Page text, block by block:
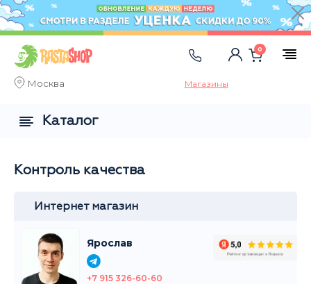
Москва Магазины
0
Контроль качества
Интернет магазин
Ярослав
+7 915 326-60-60
Каталог